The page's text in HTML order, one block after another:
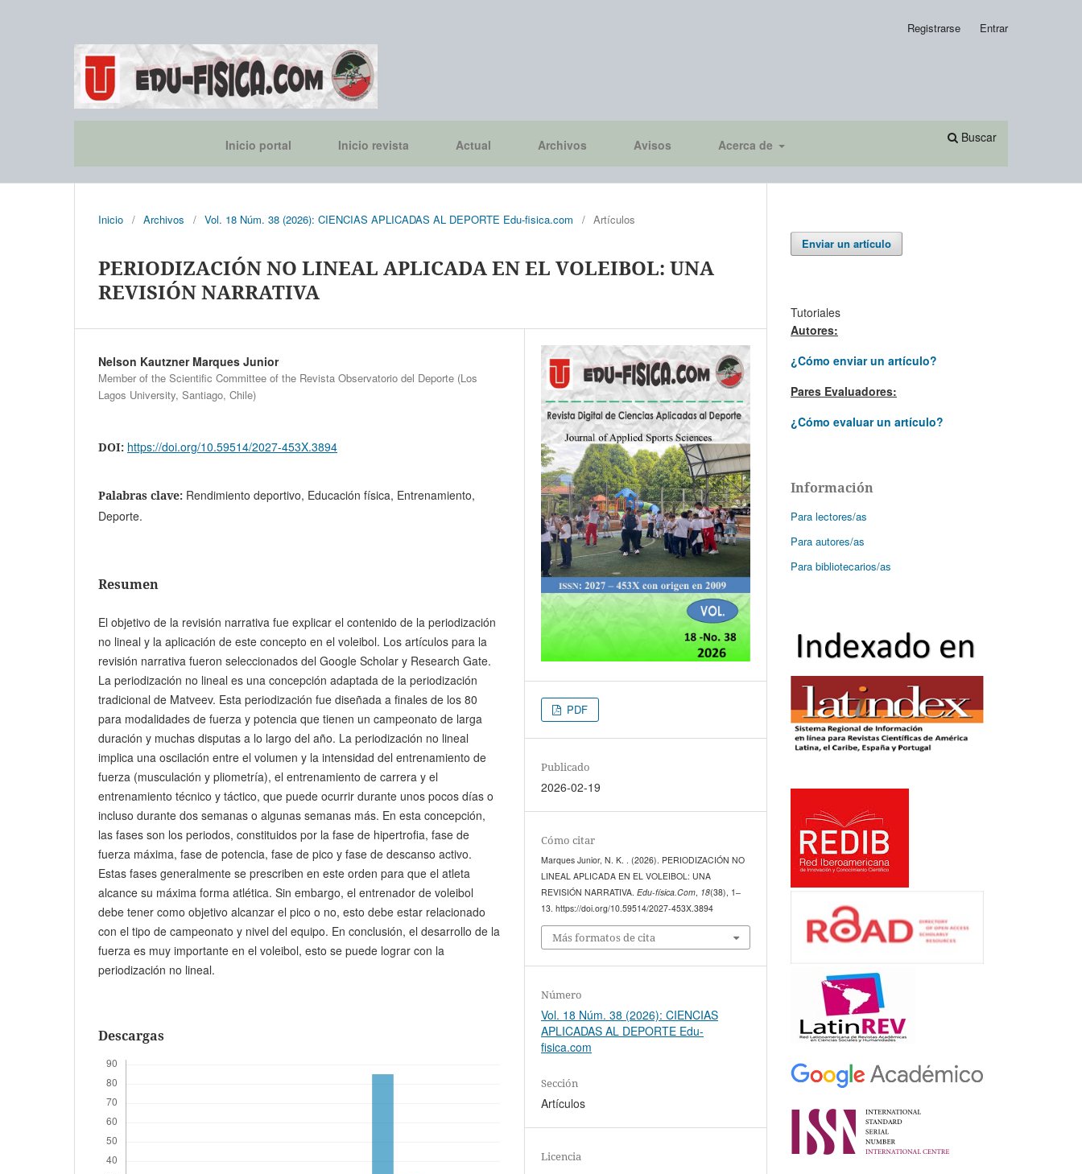
Inicio portal Inicio revista Actual Archivos Avisos Acerca de
Buscar
Registrarse Entrar
Inicio / Archivos / Vol. 18 Núm. 38 (2026): CIENCIAS APLICADAS AL DEPORTE Edu-fisica.com / Artículos
PERIODIZACIÓN NO LINEAL APLICADA EN EL VOLEIBOL: UNA
REVISIÓN NARRATIVA
Nelson Kautzner Marques Junior
Member of the Scientific Committee of the Revista Observatorio del Deporte (Los
Lagos University, Santiago, Chile)
DOI: https://doi.org/10.59514/2027-453X.3894
Palabras clave: Rendimiento deportivo, Educación física, Entrenamiento,
Deporte.
Resumen
El objetivo de la revisión narrativa fue explicar el contenido de la periodización
no lineal y la aplicación de este concepto en el voleibol. Los artículos para la
revisión narrativa fueron seleccionados del Google Scholar y Research Gate.
La periodización no lineal es una concepción adaptada de la periodización
tradicional de Matveev. Esta periodización fue diseñada a finales de los 80
para modalidades de fuerza y ​​potencia que tienen un campeonato de larga
duración y muchas disputas a lo largo del año. La periodización no lineal
implica una oscilación entre el volumen y la intensidad del entrenamiento de
fuerza (musculación y pliometría), el entrenamiento de carrera y el
entrenamiento técnico y táctico, que puede ocurrir durante unos pocos días o
incluso durante dos semanas o algunas semanas más. En esta concepción,
las fases son los periodos, constituidos por la fase de hipertrofia, fase de
fuerza máxima, fase de potencia, fase de pico y fase de descanso activo.
Estas fases generalmente se prescriben en este orden para que el atleta
alcance su máxima forma atlética. Sin embargo, el entrenador de voleibol
debe tener como objetivo alcanzar el pico o no, esto debe estar relacionado
con el tipo de campeonato y nivel del equipo. En conclusión, el desarrollo de la
fuerza es muy importante en el voleibol, esto se puede lograr con la
periodización no lineal.
Descargas
PDF
Publicado
2026-02-19
Cómo citar
Marques Junior, N. K. . (2026). PERIODIZACIÓN NO
LINEAL APLICADA EN EL VOLEIBOL: UNA
REVISIÓN NARRATIVA.Edu-física.Com, 18(38), 1–
13. https://doi.org/10.59514/2027-453X.3894
Más formatos de cita
Número
Vol. 18 Núm. 38 (2026): CIENCIAS
APLICADAS AL DEPORTE Edu-
fisica.com
Sección
Artículos
Licencia
Enviar un artículo
Tutoriales
Autores:
¿Cómo enviar un artículo?
Pares Evaluadores:
¿Cómo evaluar un artículo?
Información
Para lectores/as
Para autores/as
Para bibliotecarios/as